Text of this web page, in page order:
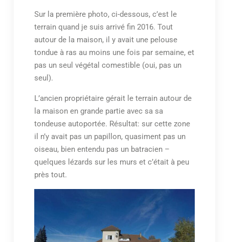
Sur la première photo, ci-dessous, c’est le
terrain quand je suis arrivé fin 2016. Tout
autour de la maison, il y avait une pelouse
tondue à ras au moins une fois par semaine, et
pas un seul végétal comestible (oui, pas un
seul).
L’ancien propriétaire gérait le terrain autour de
la maison en grande partie avec sa sa
tondeuse autoportée. Résultat: sur cette zone
il n’y avait pas un papillon, quasiment pas un
oiseau, bien entendu pas un batracien –
quelques lézards sur les murs et c’était à peu
près tout.